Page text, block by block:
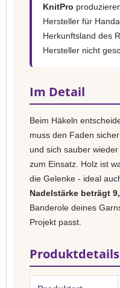
KnitPro
Hersteller für
Herkunftsland des
Hersteller nicht
Im Detail
Beim Häkeln
muss den Faden
und sich sauber
zum Einsatz. Holz ist
die Gelenke - ideal
Nadelstärke beträgt
Banderole deines
Projekt passt.